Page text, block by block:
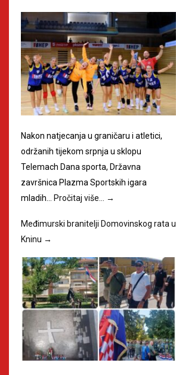
Nakon natjecanja u graničaru i atletici,
održanih tijekom srpnja u sklopu
Telemach Dana sporta, Državna
završnica Plazma Sportskih igara
mladih…
Pročitaj više… →
Međimurski branitelji Domovinskog rata u
Kninu →